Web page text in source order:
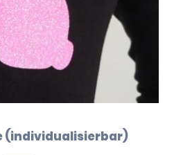
(individualisierbar)